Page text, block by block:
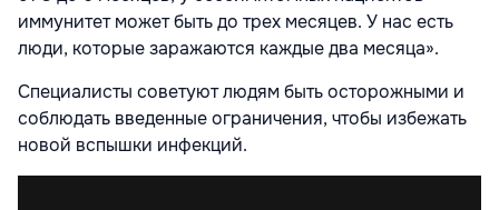
иммунитет может быть до трех месяцев. У нас есть
люди, которые заражаются каждые два месяца».
Специалисты советуют людям быть осторожными и
соблюдать введенные ограничения, чтобы избежать
новой вспышки инфекций.